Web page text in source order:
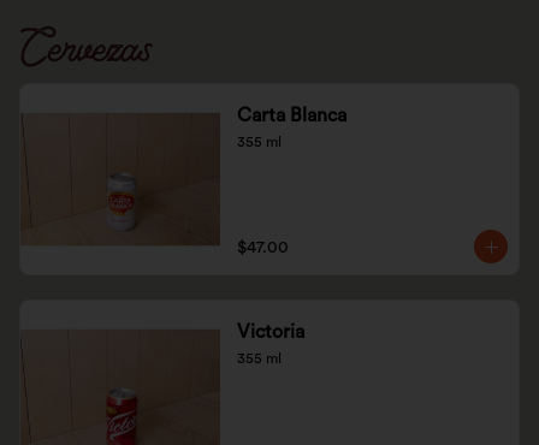
Cervezas
Carta Blanca
355 ml
$47.00
Victoria
355 ml